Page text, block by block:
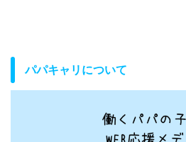
パパキャリについて